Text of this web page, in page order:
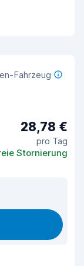
Fahrzeug
28,78 €
pro Tag
Stornierung